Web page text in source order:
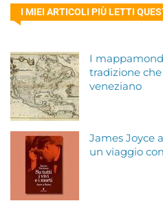
I MIEI ARTICOLI PIÙ LETTI
I
tradizione
veneziano
James Joyce
un viaggio